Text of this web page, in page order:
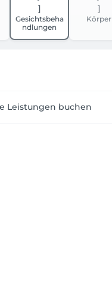
Gesichtsbeha
ndlungen
Körper
Leistungen buchen